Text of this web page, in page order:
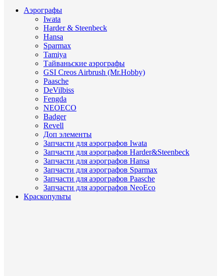
Аэрографы
Iwata
Harder & Steenbeck
Hansa
Sparmax
Tamiya
Тайваньские аэрографы
GSI Creos Airbrush (Mr.Hobby)
Paasche
DeVilbiss
Fengda
NEOECO
Badger
Revell
Доп элементы
Запчасти для аэрографов Iwata
Запчасти для аэрографов Harder&Steenbeck
Запчасти для аэрографов Hansa
Запчасти для аэрографов Sparmax
Запчасти для аэрографов Paasche
Запчасти для аэрографов NeoEco
Краскопульты